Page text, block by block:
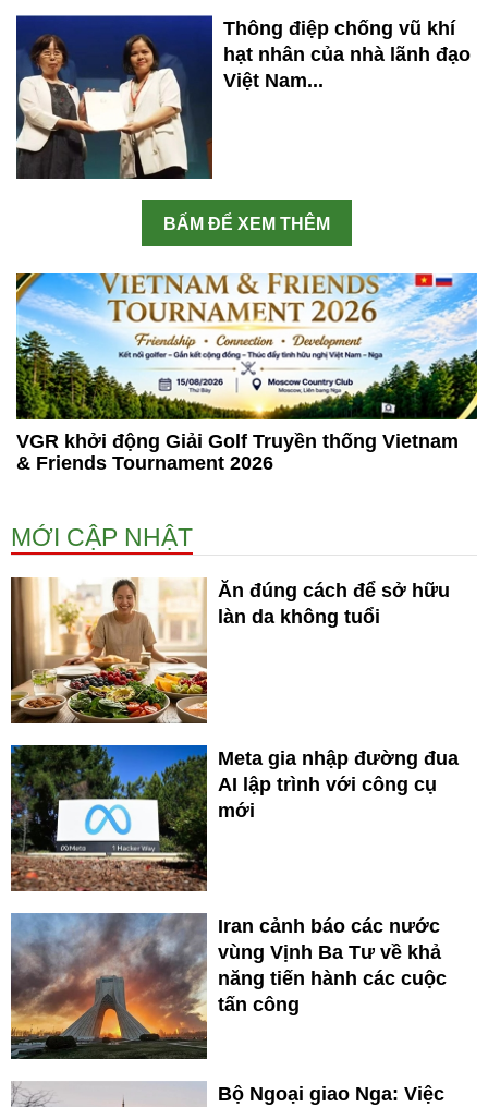
Thông điệp chống vũ khí
hạt nhân của nhà lãnh đạo
Việt Nam...
BẤM ĐỂ XEM THÊM
VGR khởi động Giải Golf Truyền thống Vietnam
& Friends Tournament 2026
MỚI CẬP NHẬT
Ăn đúng cách để sở hữu
làn da không tuổi
Meta gia nhập đường đua
AI lập trình với công cụ
mới
Iran cảnh báo các nước
vùng Vịnh Ba Tư về khả
năng tiến hành các cuộc
tấn công
Bộ Ngoại giao Nga: Việc